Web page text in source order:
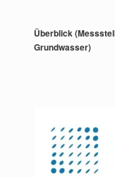
Überblick
Grundwasser)